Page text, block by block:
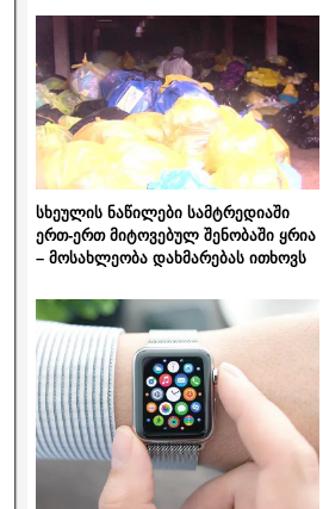
სხეულის ნაწილები სამტრედიაში
ერთ-ერთ მიტოვებულ შენობაში ყრია
– მოსახლეობა დახმარებას ითხოვს